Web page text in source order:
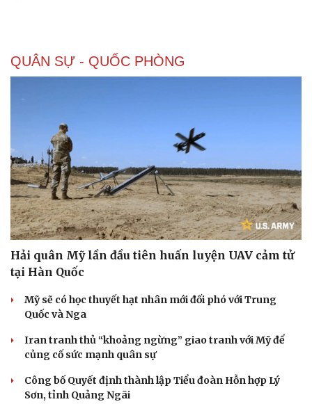
QUÂN SỰ - QUỐC PHÒNG
Hải quân Mỹ lần đầu tiên huấn luyện UAV cảm tử
tại Hàn Quốc
Mỹ sẽ có học thuyết hạt nhân mới đối phó với Trung
Quốc và Nga
Iran tranh thủ “khoảng ngừng” giao tranh với Mỹ để
củng cố sức mạnh quân sự
Công bố Quyết định thành lập Tiểu đoàn Hỗn hợp Lý
Sơn, tỉnh Quảng Ngãi